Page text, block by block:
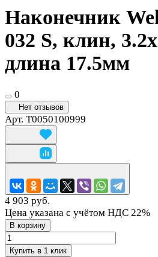
Наконечник
032 S, клин,
длина 17.5мм
0
Нет отзывов
Арт. T0050100999
4 903 руб.
Цена указана с учётом НДС 22%
В корзину
Купить в 1 клик